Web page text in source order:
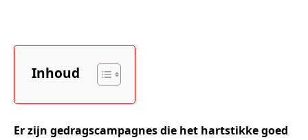
Inhoud
Er zijn gedragscampagnes die het hartstikke goed